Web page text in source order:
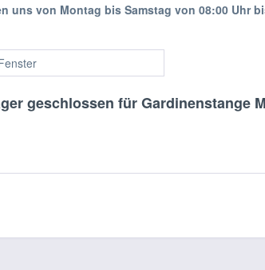
uns von Montag bis Samstag von 08:00 Uhr
geschlossen für Gardinenstange